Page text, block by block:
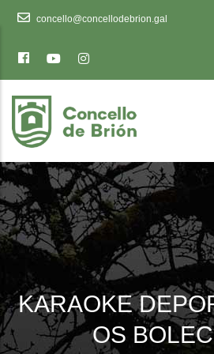
sitio
web
inclúe
un
sistema
de
accesibilidade.
concello@concellodebrion.gal
KARAOKE
OS